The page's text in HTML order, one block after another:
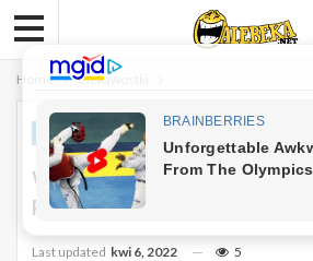
Home Ciekawostki
CIEKAWOSTKI
Wąchanie Rozmarynu
Pamięć Nawet O 75%.
Last updated kwi 6, 2022 5